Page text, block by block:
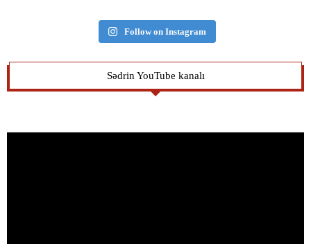
Follow on Instagram
Sədrin YouTube kanalı